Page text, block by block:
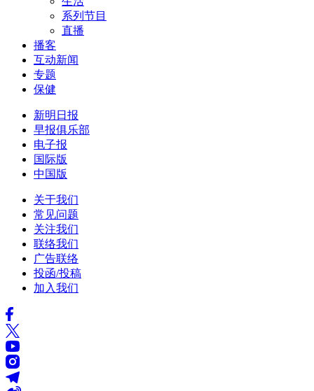
系列节目
直播
播客
互动新闻
专题
保健
新明日报
早报俱乐部
电子报
国际版
中国版
关于我们
常见问题
关注我们
联络我们
广告联络
投函/投稿
加入我们